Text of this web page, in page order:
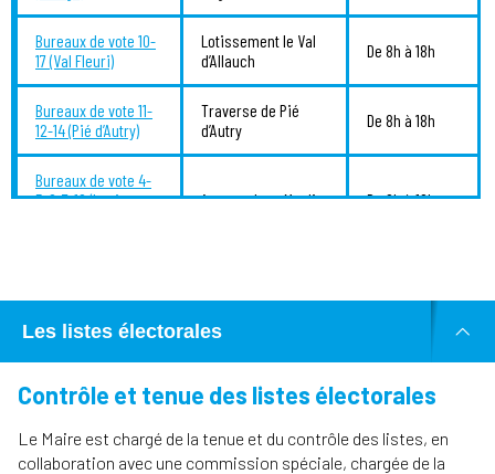
Bureaux de vote 10-
17 (Val Fleuri)
Lotissement le Val
d’Allauch
De 8h à 18h
Bureaux de vote 11-
12-14 (Pié d’Autry)
Traverse de Pié
d’Autry
De 8h à 18h
Bureaux de vote 4-
5-6-7-18 (Logis-
Avenue Jean Moulin De 8h à 18h
Milon
Les listes électorales
Contrôle et tenue des listes électorales
Le Maire est chargé de la tenue et du contrôle des listes, en
collaboration avec une commission spéciale, chargée de la